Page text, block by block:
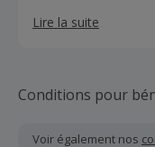
scientifiques pour
Lire la suite
Conditions pour
Voir également nos